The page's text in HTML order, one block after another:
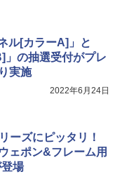
ル[カラーA]」と
」の抽選受付がプレ
実施
2022年6月24日
ーズにピッタリ！
ェポン&フレーム用
場